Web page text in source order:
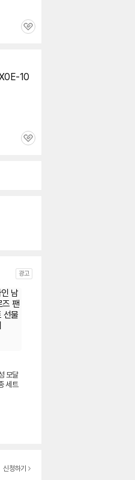
관
10
관
광고
모달
세트
신청하기